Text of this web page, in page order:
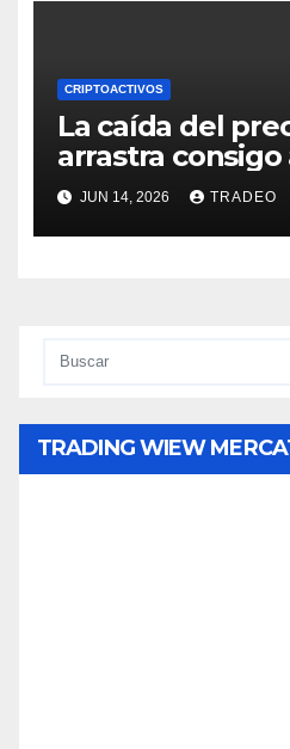
CRIPTOACTIVOS
La caída del
arrastra
JUN 14, 2026 TRADEO
TRADING WIEW